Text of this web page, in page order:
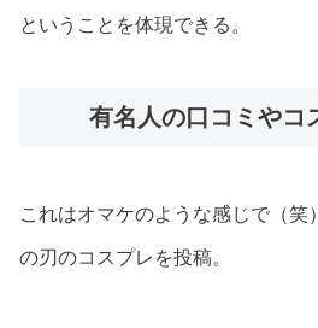
ということを体現できる。
有名人の口コミやコ
これはオマケのような感じで（笑
の刃のコスプレを投稿。